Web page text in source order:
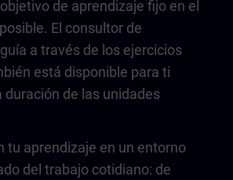
de aprendizaje fijo en el
El consultor de
a través de los ejercicios
está disponible para ti
duración de las unidades
tu aprendizaje en un entorno
del trabajo cotidiano: de